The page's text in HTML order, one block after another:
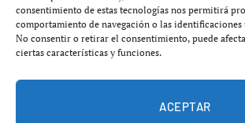
consentimiento de estas tecnologías nos permitirá
comportamiento de navegación o las identificaciones
No consentir o retirar el consentimiento, puede
ciertas características y funciones.
ACEPTAR